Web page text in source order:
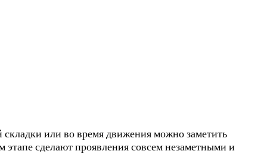
или во время движения можно заметить
сделают проявления совсем незаметными и